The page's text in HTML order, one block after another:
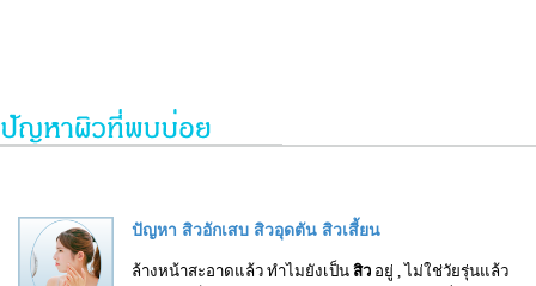
ปัญหา สิวอักเสบ สิวอุดตัน สิวเสี้ยน
ล้างหน้าสะอาดแล้ว ทำไมยังเป็น สิว อยู่ , ไม่ใช่วัยรุ่นแล้ว